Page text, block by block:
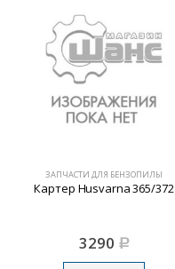
ЗАПЧАСТИ ДЛЯ БЕНЗОПИЛЫ
Картер Husvarna 365/372
3290 Р